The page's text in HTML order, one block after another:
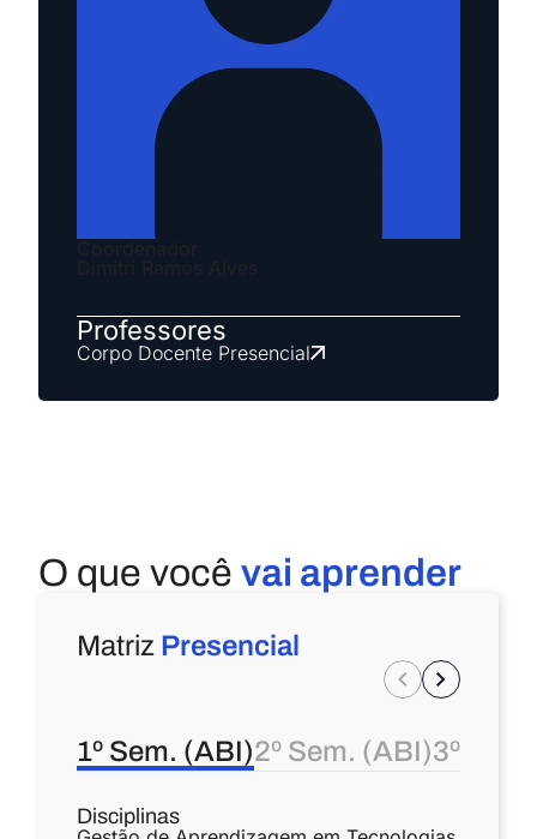
Professores
Corpo Docente Presencial
O que você vai aprender
Matriz Presencial
1º Sem. (ABI)2º Sem. (ABI)3º
Disciplinas